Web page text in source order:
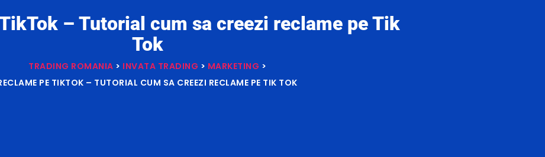
– Tutorial cum sa creezi reclame pe Tik
Tok
TRADING ROMANIA > INVATA TRADING > MARKETING >
PE TIKTOK – TUTORIAL CUM SA CREEZI RECLAME PE TIK TOK